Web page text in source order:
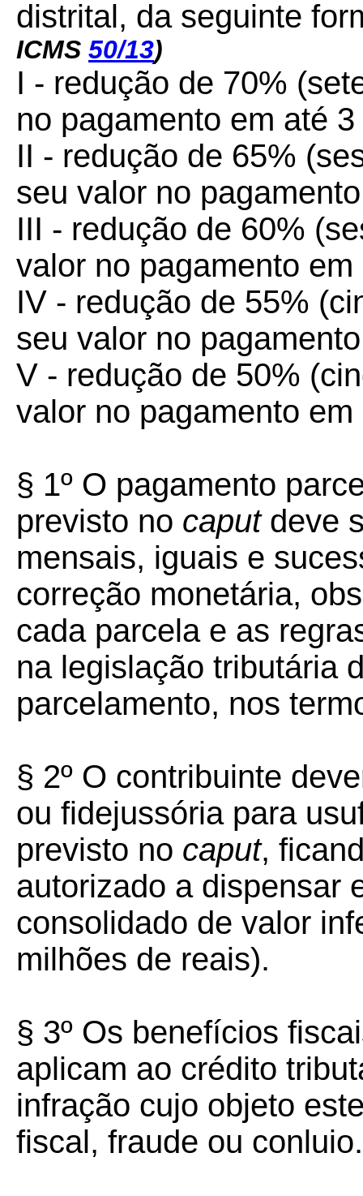
distrital, da seguinte
ICMS 50/13)
I - redução de 70%
no pagamento em até
II - redução de 65%
seu valor no
III - redução de 60%
valor no pagamento
IV - redução de 55%
seu valor no
V - redução de 50%
valor no pagamento
§ 1º O pagamento
previsto no caputdeve
mensais, iguais e
correção monetária,
cada parcela e as
na legislação tributária
parcelamento, nos
§ 2º O contribuinte
ou fidejussória para
previsto no caput,
autorizado a dispensar
consolidado de valor
milhões de reais).
§ 3º Os benefícios
aplicam ao crédito
infração cujo objeto
fiscal, fraude ou conluio.